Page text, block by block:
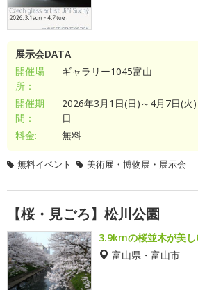
展示会DATA
開催場
所：
ギャラリー1045富山
開催期
間：
2026年3月1日(日)～4月7日(火
日
料金:
無料
無料イベント 美術展・博物展・展示会
【桜・見ごろ】松川公園
3.9kmの桜並木が美
富山県・富山市